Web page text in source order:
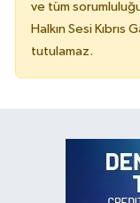
ve tüm
Halkın Sesi
tutulamaz.